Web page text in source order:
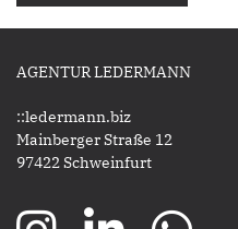
AGENTUR LEDERMANN
::ledermann.biz
Mainberger Straße 12
97422 Schweinfurt